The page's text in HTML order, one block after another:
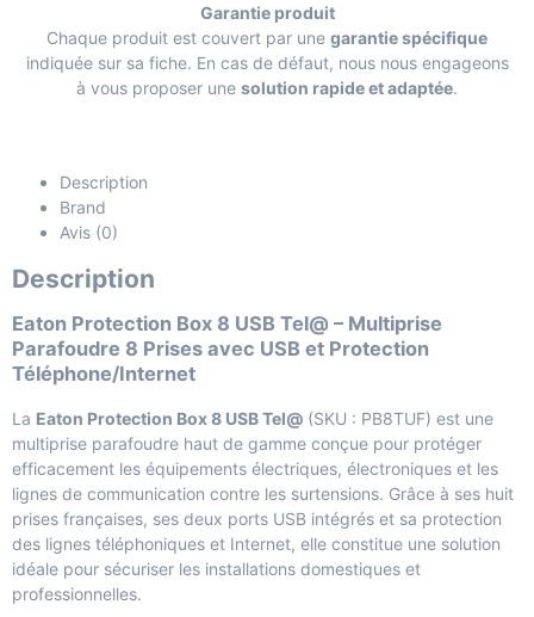
Garantie produit
Chaque produit est couvert par une garantie spécifique
indiquée sur sa fiche. En cas de défaut, nous nous engageons
à vous proposer une solution rapide et adaptée.
Description
Brand
Avis (0)
Description
Eaton Protection Box 8 USB Tel@ – Multiprise
Parafoudre 8 Prises avec USB et Protection
Téléphone/Internet
La Eaton Protection Box 8 USB Tel@ (SKU : PB8TUF) est une
multiprise parafoudre haut de gamme conçue pour protéger
efficacement les équipements électriques, électroniques et les
lignes de communication contre les surtensions. Grâce à ses huit
prises françaises, ses deux ports USB intégrés et sa protection
des lignes téléphoniques et Internet, elle constitue une solution
idéale pour sécuriser les installations domestiques et
professionnelles.